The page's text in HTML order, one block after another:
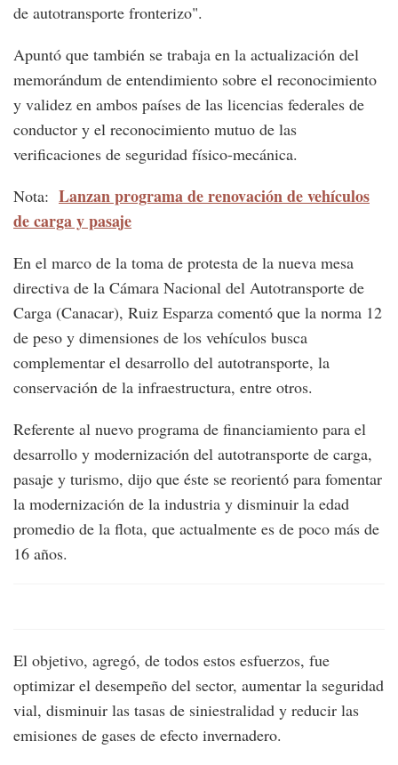
de autotransporte fronterizo".
Apuntó que también se trabaja en la actualización del
memorándum de entendimiento sobre el reconocimiento
y validez en ambos países de las licencias federales de
conductor y el reconocimiento mutuo de las
verificaciones de seguridad físico-mecánica.
Nota: Lanzan programa de renovación de vehículos
de carga y pasaje
En el marco de la toma de protesta de la nueva mesa
directiva de la Cámara Nacional del Autotransporte de
Carga (Canacar), Ruiz Esparza comentó que la norma 12
de peso y dimensiones de los vehículos busca
complementar el desarrollo del autotransporte, la
conservación de la infraestructura, entre otros.
Referente al nuevo programa de financiamiento para el
desarrollo y modernización del autotransporte de carga,
pasaje y turismo, dijo que éste se reorientó para fomentar
la modernización de la industria y disminuir la edad
promedio de la flota, que actualmente es de poco más de
16 años.
El objetivo, agregó, de todos estos esfuerzos, fue
optimizar el desempeño del sector, aumentar la seguridad
vial, disminuir las tasas de siniestralidad y reducir las
emisiones de gases de efecto invernadero.